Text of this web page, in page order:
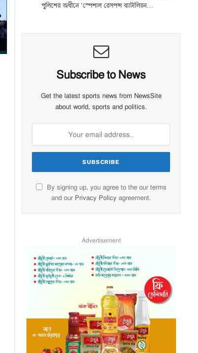
পুলিশের অধীনে ‘স্পেশাল রেসপন্স ব্যাটালিয়ন…
Subscribe to News
Get the latest sports news from NewsSite
about world, sports and politics.
By signing up, you agree to the our terms
and our Privacy Policy agreement.
Advertisement